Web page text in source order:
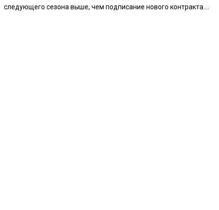
следующего сезона выше, чем подписание нового контракта....